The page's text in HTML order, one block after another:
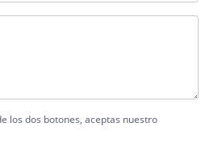
los dos botones, aceptas nuestro